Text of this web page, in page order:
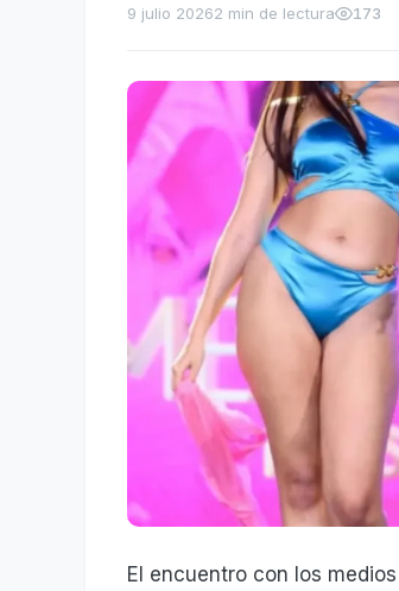
9 julio 20262 min de lectura 173
El encuentro con los